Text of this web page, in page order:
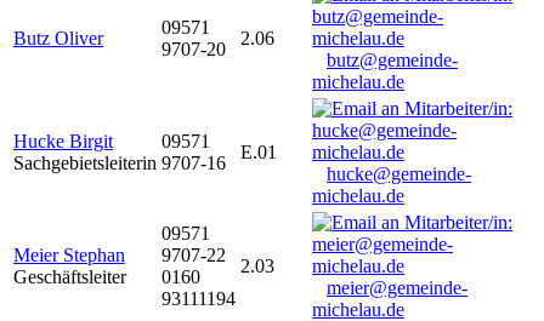
Butz Oliver
09571
9707-20
2.06
butz@gemeinde-
michelau.de
Hucke Birgit
Sachgebietsleiterin
09571
9707-16
E.01
hucke@gemeinde-
michelau.de
Meier Stephan
Geschäftsleiter
09571
9707-22
0160
93111194
2.03
meier@gemeinde-
michelau.de